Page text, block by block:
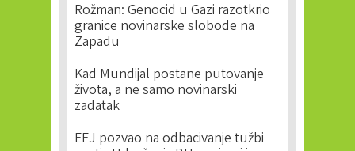
Rožman: Genocid u Gazi razotkrio
granice novinarske slobode na
Zapadu
Kad Mundijal postane putovanje
života, a ne samo novinarski
zadatak
EFJ pozvao na odbacivanje tužbi